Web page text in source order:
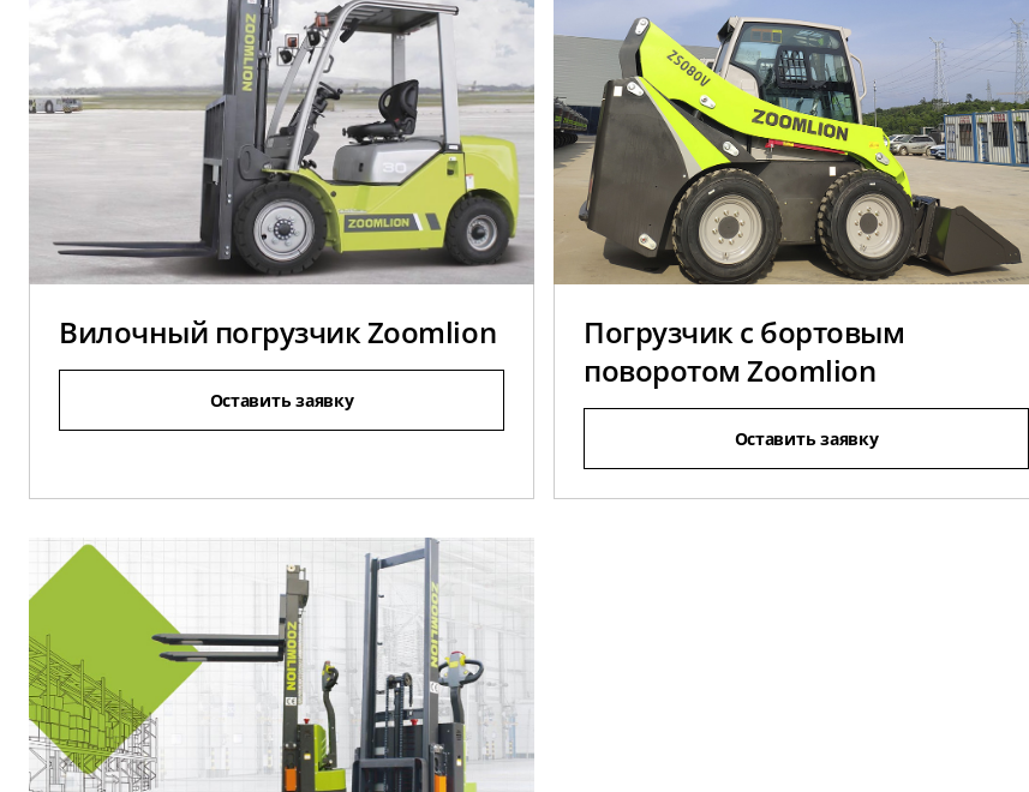
Вилочный погрузчик Zoomlion
Оставить заявку
Погрузчик с бортовым
поворотом Zoomlion
Оставить заявку